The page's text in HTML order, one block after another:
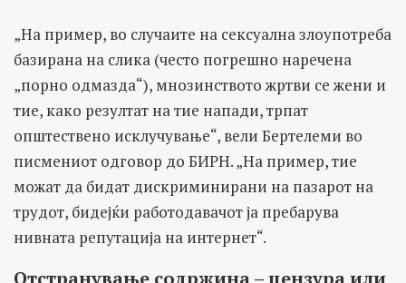
„На пример, во случаите на сексуална злоупотреба
базирана на слика (често погрешно наречена
„порно одмазда“), мнозинството жртви се жени и
тие, како резултат на тие напади, трпат
општествено исклучување“, вели Бертелеми во
писмениот одговор до БИРН. „На пример, тие
можат да бидат дискриминирани на пазарот на
трудот, бидејќи работодавачот ја пребарува
нивната репутација на интернет“.